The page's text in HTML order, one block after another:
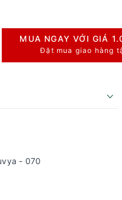
MUA NGAY VỚI GIÁ
Đặt mua giao hàng
- 070